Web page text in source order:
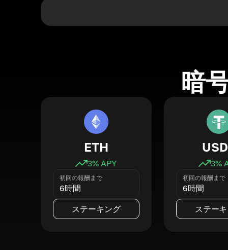
暗
ETH
3% APY
初回の報酬まで
6時間
ステーキング
3%
初回の報酬まで
6時間
ステー